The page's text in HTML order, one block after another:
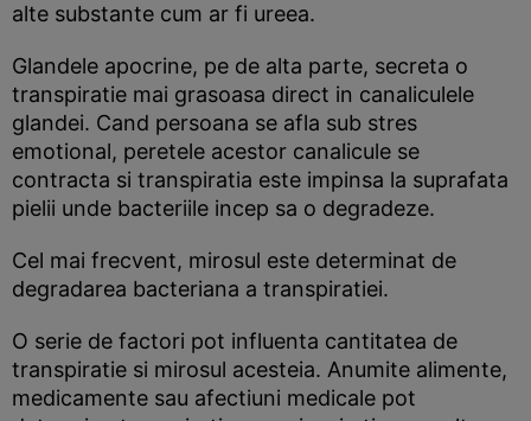
alte substante cum ar fi ureea.
Glandele apocrine, pe de alta parte, secreta o
transpiratie mai grasoasa direct in canaliculele
glandei. Cand persoana se afla sub stres
emotional, peretele acestor canalicule se
contracta si transpiratia este impinsa la suprafata
pielii unde bacteriile incep sa o degradeze.
Cel mai frecvent, mirosul este determinat de
degradarea bacteriana a transpiratiei.
O serie de factori pot influenta cantitatea de
transpiratie si mirosul acesteia. Anumite alimente,
medicamente sau afectiuni medicale pot